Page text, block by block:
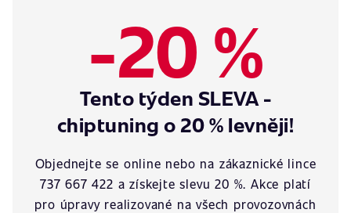
-20 %
Tento týden SLEVA -
chiptuning o 20 % levněji!
Objednejte se online nebo na zákaznické lince
737 667 422 a získejte slevu 20 %. Akce platí
pro úpravy realizované na všech provozovnách